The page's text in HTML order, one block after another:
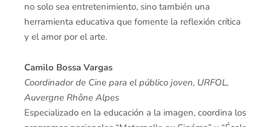
no solo sea entretenimiento, sino también una
herramienta educativa que fomente la reflexión crítica
y el amor por el arte.
Camilo Bossa Vargas
Coordinador de Cine para el público joven, URFOL,
Auvergne Rhône Alpes
Especializado en la educación a la imagen, coordina los